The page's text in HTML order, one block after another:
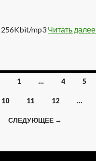
256Kbit/mp3 Читать далее
1 … 4 5
10 11 12 …
СЛЕДУЮЩЕЕ →